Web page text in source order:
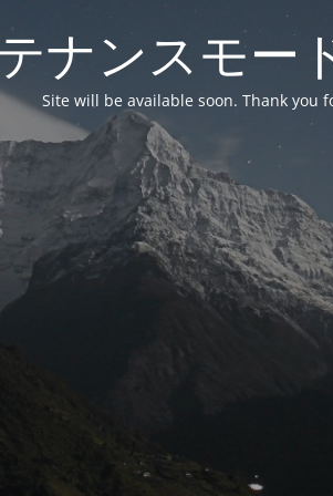
ナンスモー
Site will be available soon. Thank you